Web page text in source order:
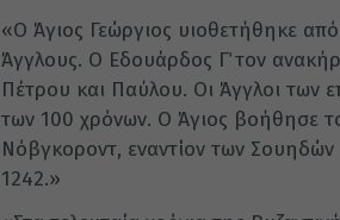
«Ο Άγιος Γεώργιος υιοθετήθηκε
Άγγλους. Ο Εδουάρδος Γ΄ τον
Πέτρου και Παύλου. Οι Άγγλοι των
των 100 χρόνων. Ο Άγιος βοήθησε
Νόβγκοροντ, εναντίον των Σουηδών
1242.»